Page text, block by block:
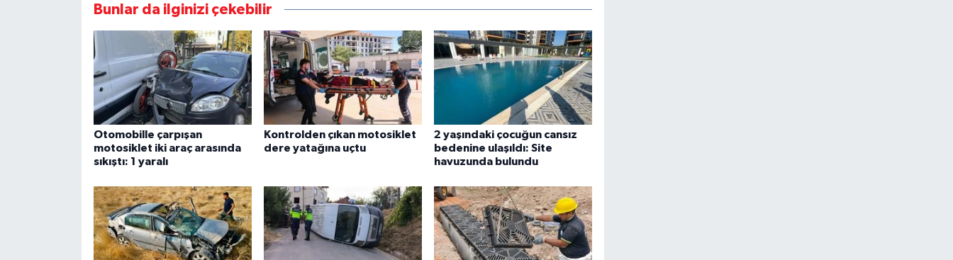
Bunlar da ilginizi çekebilir
Otomobille çarpışan
motosiklet iki araç arasında
sıkıştı: 1 yaralı
Kontrolden çıkan motosiklet
dere yatağına uçtu
2 yaşındaki çocuğun cansız
bedenine ulaşıldı: Site
havuzunda bulundu